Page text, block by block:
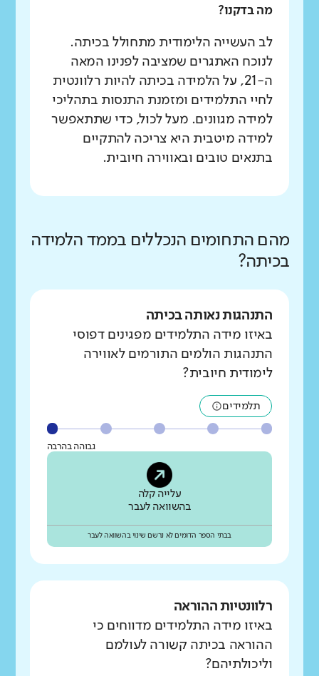
מה בדקנו?
לב העשייה הלימודית מתחולל בכיתה.
לנוכח האתגרים שמציבה לפנינו המאה
ה-21, על הלמידה בכיתה להיות רלוונטית
לחיי התלמידים ומזמנת התנסות בתהליכי
למידה מגוונים. מעל לכול, כדי שתתאפשר
למידה מיטבית היא צריכה להתקיים
בתנאים טובים ובאווירה חיובית.
מהם התחומים הנכללים בממד הלמידה
בכיתה?
התנהגות נאותה בכיתה
באיזו מידה התלמידים מפגינים דפוסי
התנהגות הולמים התורמים לאווירה
לימודית חיובית?
תלמידים
גבוהה בהרבה
עלייה קלה
בהשוואה לעבר
בבתי הספר הדומים לא נרשם שינוי בהשוואה לעבר
רלוונטיות ההוראה
באיזו מידה התלמידים מדווחים כי
ההוראה בכיתה קשורה לעולמם
וליכולתיהם?